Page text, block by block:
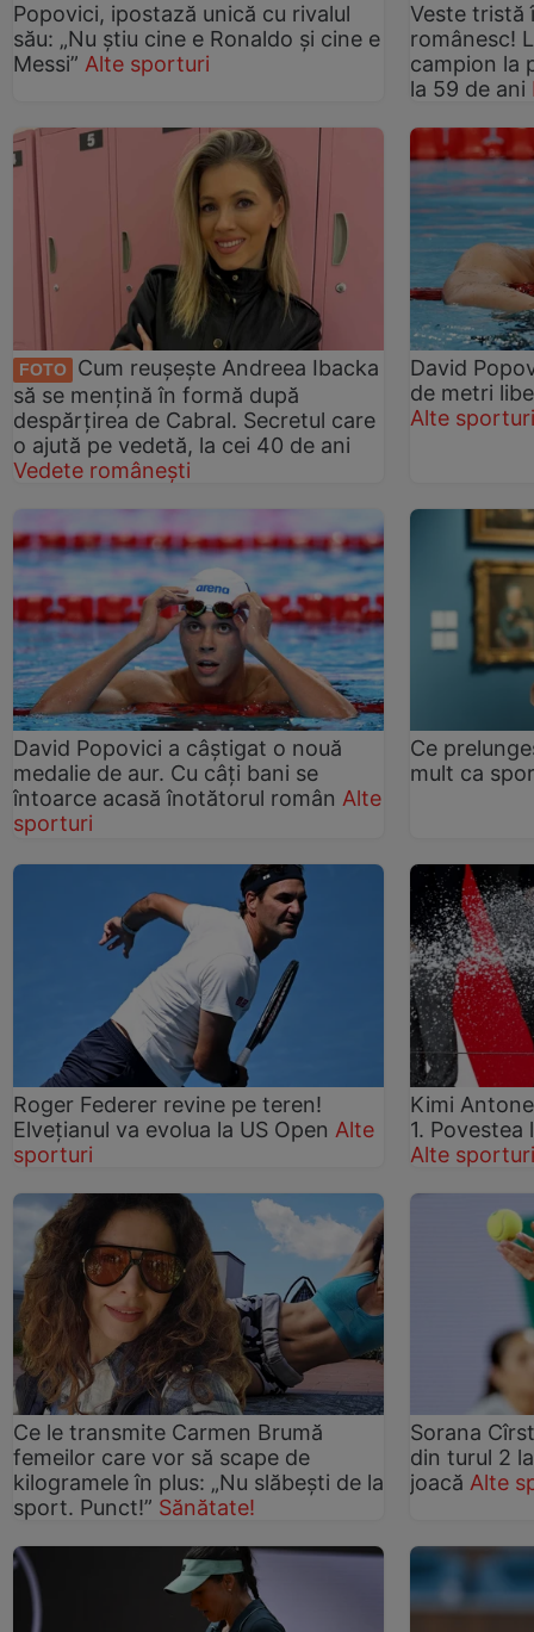
Popovici, ipostază unică cu rivalul
său: „Nu știu cine e Ronaldo și cine e
Messi” Alte sporturi
Veste tristă
românesc!
campion la
la 59 de ani
FOTO
Cum reușește Andreea Ibacka
să se mențină în formă după
despărțirea de Cabral. Secretul care
o ajută pe vedetă, la cei 40 de ani
Vedete românești
David
de metri
Alte
David Popovici a câștigat o nouă
medalie de aur. Cu câți bani se
întoarce acasă înotătorul român Alte
sporturi
Ce
mult ca
Roger Federer revine pe teren!
Elvețianul va evolua la US Open Alte
sporturi
Kimi
1. Povestea
Alte
Ce le transmite Carmen Brumă
femeilor care vor să scape de
kilogramele în plus: „Nu slăbești de la
sport. Punct!” Sănătate!
Sorana
din turul 2
joacă Alte